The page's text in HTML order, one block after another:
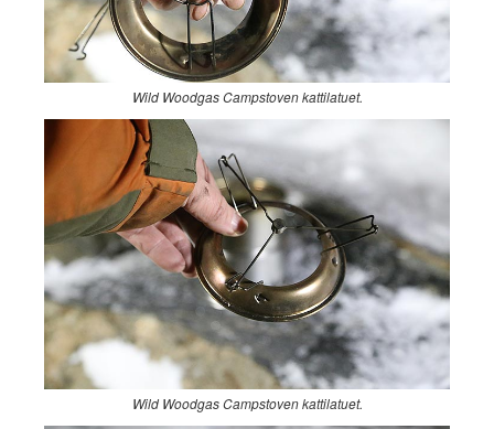
Wild Woodgas Campstoven kattilatuet.
Wild Woodgas Campstoven kattilatuet.